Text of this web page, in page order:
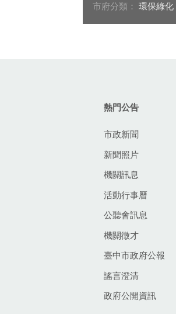
市府分類： 環保綠化
熱門公告
市政新聞
新聞照片
機關訊息
活動行事曆
公聽會訊息
機關徵才
臺中市政府公報
謠言澄清
政府公開資訊